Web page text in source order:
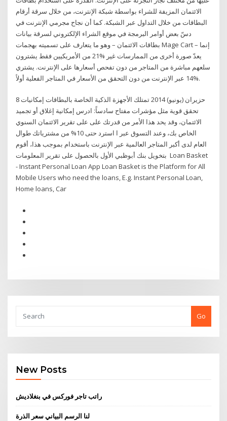
الائتمان المزيفة للشراء بواسطة شبكة الإنترنت، من خلال سرقة أرقام
البطاقات من خلال التداول عبر الشبكة. كما أن نجاح مجرمي الإنترنت في
دسّ بعض أوامر البرمجة في موقع الشراء الإلكتروني لسرقة بيانات
بطاقات الائتمان – وهو ما يتعارف على تسميته بهجمات Mage Cart – إنما
يعدّ صورة أخرى من الممارسات غير %21 من الأمريكيين فقط يشترون
سلعهم مباشرة من المتاجر من دون تفحص أسعارها على الإنترنت. يشتري
%14 عبر الإنترنت من دون التحقق من الأسعار في المتاجر الفعلية أولاً.
8 حزيران (يونيو) 2014 تمتلك الأجهزة الذكية الخاصة بالبطاقات إمكانيات
تحقق قوية مثل مؤشرات مفتاح سادساً: ادرس إمكانية إغلاق أو تجميد
الائتمان، وقد يحد هذا الأمر من قدرتك على على تقرير الائتمان السنوي
الخاص بك، وعند التسوق عبر ا استرد حتى 10% من مشترياتك طوال
العام لدى أكبر المتاجر العالمية عبر الإنترنت باستخدام بموجب هذا، أقوم
بتخويل بنك أبوظبي الأول بالحصول على تقرير المعلومات Loan Basket
- Instant Personal Loan App Loan Basket is the Platform for All
Mobile Users who need the loans, E.g. Instant Personal Loan,
Home loans, Car
Go
New Posts
راتب تاجر فوركس في بنغلاديش
لنا الرسم البياني سعر الذرة